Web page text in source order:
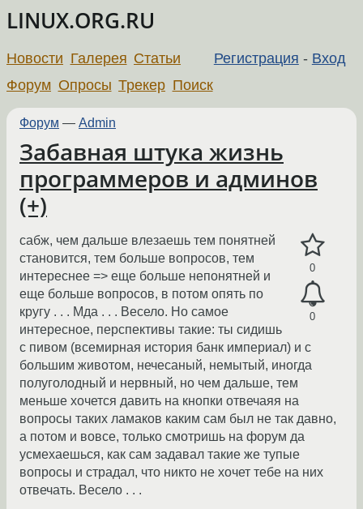
LINUX.ORG.RU
Регистрация - Вход
Новости Галерея Статьи
Форум Опросы Трекер Поиск
Форум — Admin
Забавная штука жизнь
программеров и админов
(+)
0
0
сабж, чем дальше влезаешь тем понятней
становится, тем больше вопросов, тем
интереснее => еще больше непонятней и
еще больше вопросов, в потом опять по
кругу . . . Мда . . . Весело. Но самое
интересное, перспективы такие: ты сидишь
с пивом (всемирная история банк империал) и с
большим животом, нечесаный, немытый, иногда
полуголодный и нервный, но чем дальше, тем
меньше хочется давить на кнопки отвечаяя на
вопросы таких ламаков каким сам был не так давно,
а потом и вовсе, только смотришь на форум да
усмехаешься, как сам задавал такие же тупые
вопросы и страдал, что никто не хочет тебе на них
отвечать. Весело . . .